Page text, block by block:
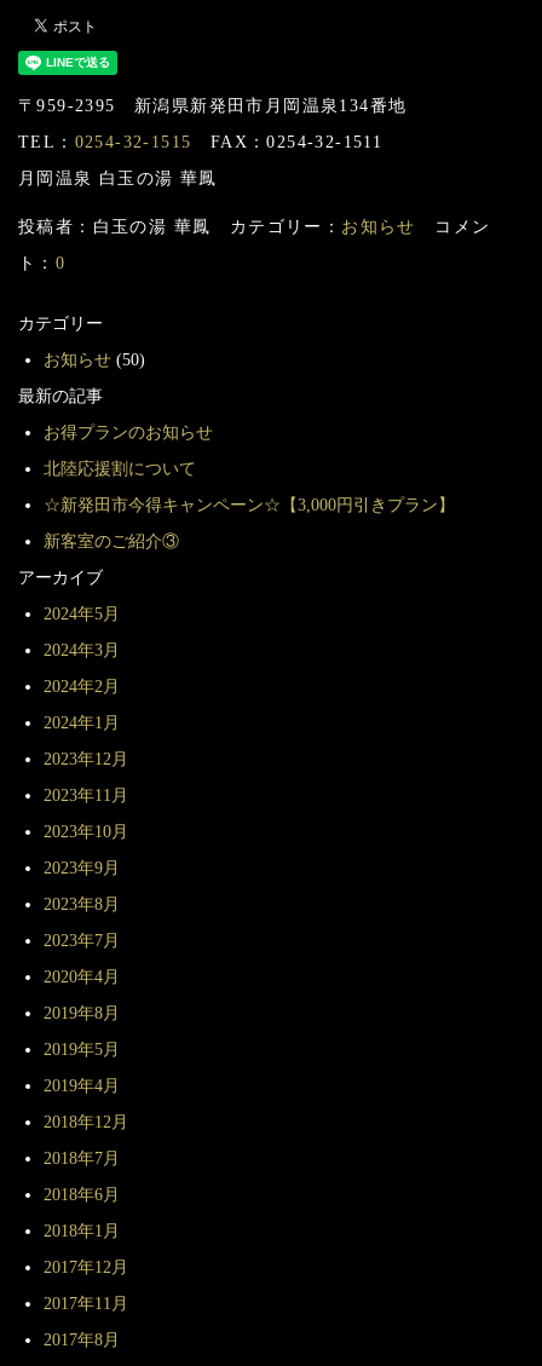
〒959-2395 新潟県新発田市月岡温泉134番地
TEL： 0254-32-1515 FAX：0254-32-1511
月岡温泉 白玉の湯 華鳳
投稿者：白玉の湯 華鳳 カテゴリー： お知らせ
コメン
ト： 0
カテゴリー
お知らせ (50)
最新の記事
お得プランのお知らせ
北陸応援割について
☆新発田市今得キャンペーン☆【3,000円引きプラン】
新客室のご紹介③
アーカイブ
2024年5月
2024年3月
2024年2月
2024年1月
2023年12月
2023年11月
2023年10月
2023年9月
2023年8月
2023年7月
2020年4月
2019年8月
2019年5月
2019年4月
2018年12月
2018年7月
2018年6月
2018年1月
2017年12月
2017年11月
2017年8月